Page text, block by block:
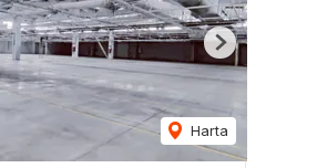
Harta
Next